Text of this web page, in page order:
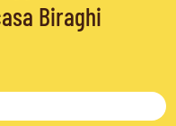
Biraghi